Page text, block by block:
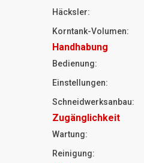
Häcksler:
Korntank-Volumen:
Handhabung
Bedienung:
Einstellungen:
Schneidwerksanbau:
Zugänglichkeit
Wartung:
Reinigung: